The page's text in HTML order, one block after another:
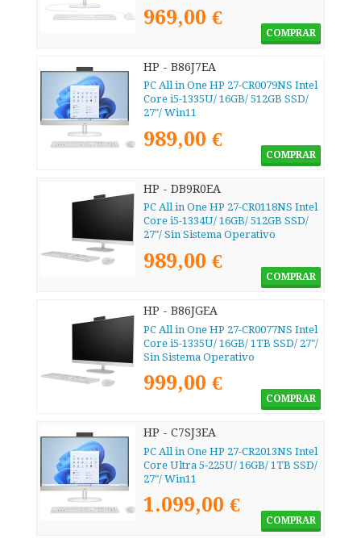
969,00 €
COMPRAR
HP - B86J7EA
PC All in One HP 27-CR0079NS Intel
Core i5-1335U/ 16GB/ 512GB SSD/
27"/ Win11
989,00 €
COMPRAR
HP - DB9R0EA
PC All in One HP 27-CR0118NS Intel
Core i5-1334U/ 16GB/ 512GB SSD/
27"/ Sin Sistema Operativo
989,00 €
COMPRAR
HP - B86JGEA
PC All in One HP 27-CR0077NS Intel
Core i5-1335U/ 16GB/ 1TB SSD/ 27"/
Sin Sistema Operativo
999,00 €
COMPRAR
HP - C7SJ3EA
PC All in One HP 27-CR2013NS Intel
Core Ultra 5-225U/ 16GB/ 1TB SSD/
27"/ Win11
1.099,00 €
COMPRAR